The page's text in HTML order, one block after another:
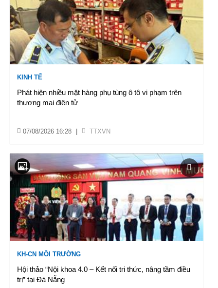
KINH TẾ
Phát hiện nhiều mặt hàng phụ tùng ô tô vi phạm trên
thương mại điện tử
07/08/2026 16:28 TTXVN
KH-CN MÔI TRƯỜNG
Hội thảo “Nội khoa 4.0 – Kết nối tri thức, nâng tầm điều
trị” tại Đà Nẵng